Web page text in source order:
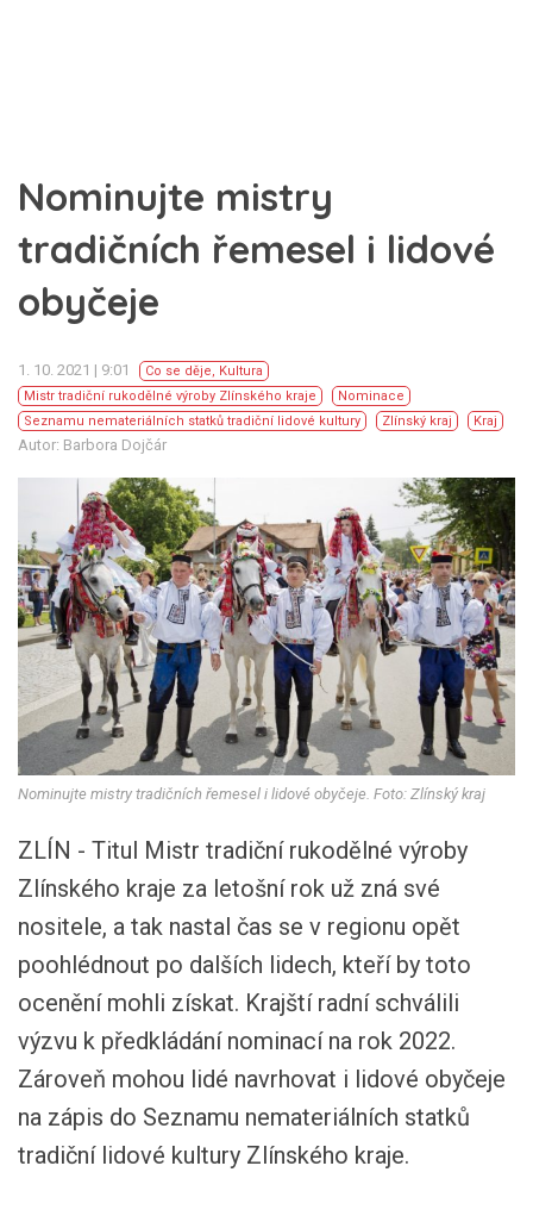
Nominujte mistry
tradičních řemesel i lidové
obyčeje
1. 10. 2021 | 9:01 Co se děje, Kultura
Mistr tradiční rukodělné výroby Zlínského kraje
Nominace
Seznamu nemateriálních statků tradiční lidové kultury
Zlínský kraj Kraj
Autor: Barbora Dojčár
Nominujte mistry tradičních řemesel i lidové obyčeje. Foto: Zlínský kraj
ZLÍN - Titul Mistr tradiční rukodělné výroby
Zlínského kraje za letošní rok už zná své
nositele, a tak nastal čas se v regionu opět
poohlédnout po dalších lidech, kteří by toto
ocenění mohli získat. Krajští radní schválili
výzvu k předkládání nominací na rok 2022.
Zároveň mohou lidé navrhovat i lidové obyčeje
na zápis do Seznamu nemateriálních statků
tradiční lidové kultury Zlínského kraje.